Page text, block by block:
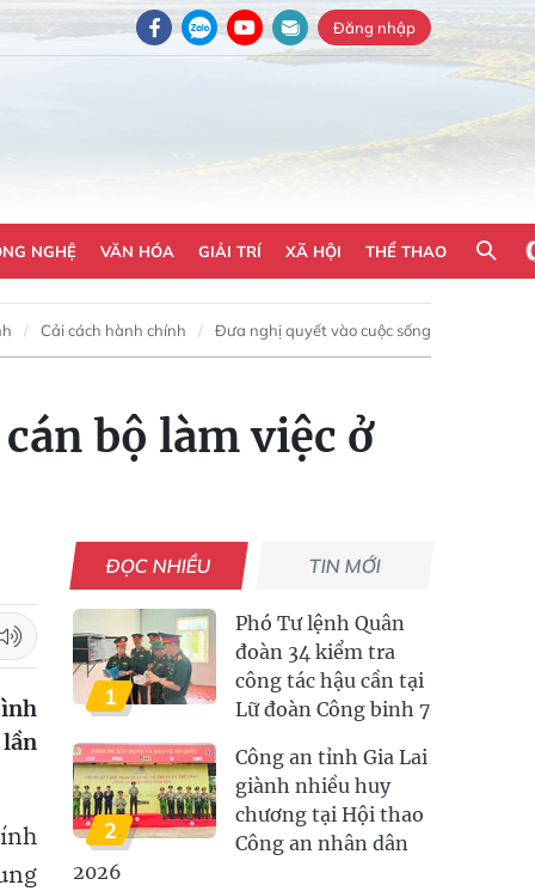
Đăng nhập
NGHỆ VĂN HÓA GIẢI TRÍ XÃ HỘI THỂ THAO
Cải cách hành chính Đưa nghị quyết vào cuộc sống
bộ làm việc ở
ĐỌC NHIỀU TIN MỚI
1
Phó Tư lệnh Quân
đoàn 34 kiểm tra
công tác hậu cần tại
Lữ đoàn Công binh 7
2
Công an tỉnh Gia Lai
giành nhiều huy
chương tại Hội thao
Công an nhân dân
2026